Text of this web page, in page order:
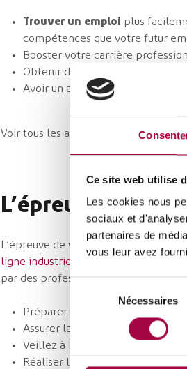
Ce site web utilise
Les cookies nous
sociaux et
partenaires de
vous leur avez
Sélection
consentement
Nécessaires
Trouver un emploi plus
compétences que votre futur
Booster votre carrière
Obtenir des allocations
Avoir un accès facilité au Jury de
Voir tous les avantages de la
L’épreuve de
L’épreuve de validation des
ligne industrielle
par des professionnels du métier qui
Préparer votre poste de travail ;
Assurer la conduite de la
Veillez à la conformité du
Réaliser la maintenance de